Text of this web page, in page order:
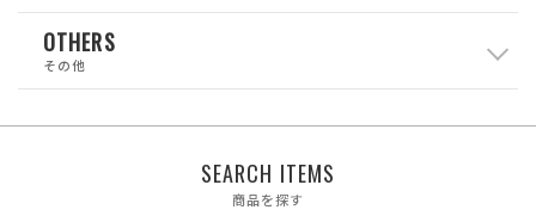
OTHERS
その他
SEARCH ITEMS
商品を探す